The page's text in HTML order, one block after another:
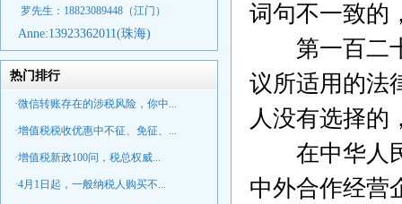
罗先生：18823089448 （江门）
Anne:13923362011(珠海)
热门排行
·微信转账存在的涉税风险，你中...
·增值税税收优惠中不征、免征、...
·增值税新政100问，税总权威...
·4月1日起，一般纳税人购买不...
词句不一致的
第一百二十
议所适用的法
人没有选择的
在中华人民
中外合作经营